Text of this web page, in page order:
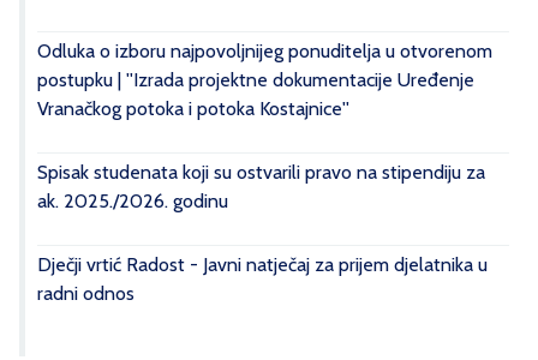
Odluka o izboru najpovoljnijeg ponuditelja u otvorenom
postupku | ''Izrada projektne dokumentacije Uređenje
Vranačkog potoka i potoka Kostajnice''
Spisak studenata koji su ostvarili pravo na stipendiju za
ak. 2025./2026. godinu
Dječji vrtić Radost - Javni natječaj za prijem djelatnika u
radni odnos